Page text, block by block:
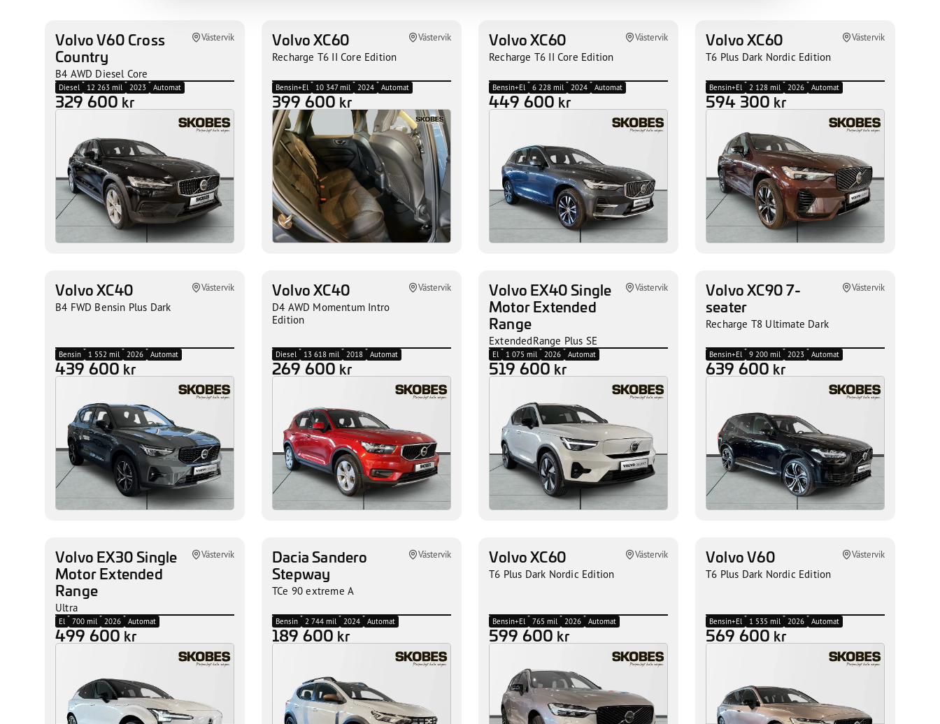
Volvo V60 Cross
Country
B4 AWD Diesel Core
Västervik
Diesel 12 263 mil 2023 Automat
329 600 kr
Volvo XC60
Recharge T6 II Core Edition
Västervik
Bensin+El 10 347 mil 2024 Automat
399 600 kr
Volvo XC60
Recharge T6 II Core Edition
Västervik
Bensin+El 6 228 mil 2024 Automat
449 600 kr
Volvo XC60
T6 Plus Dark Nordic Edition
Västervik
Bensin+El 2 128 mil 2026 Automat
594 300 kr
Volvo XC40
B4 FWD Bensin Plus Dark
Västervik
Bensin 1 552 mil 2026 Automat
439 600 kr
Volvo XC40
D4 AWD Momentum Intro
Edition
Västervik
Diesel 13 618 mil 2018 Automat
269 600 kr
Volvo EX40 Single
Motor Extended
Range
ExtendedRange Plus SE
Västervik
El 1 075 mil 2026 Automat
519 600 kr
Volvo XC90 7-
seater
Recharge T8 Ultimate Dark
Västervik
Bensin+El 9 200 mil 2023 Automat
639 600 kr
Volvo EX30 Single
Motor Extended
Range
Ultra
Västervik
El 700 mil 2026 Automat
499 600 kr
Dacia Sandero
Stepway
TCe 90 extreme A
Västervik
Bensin 2 744 mil 2024 Automat
189 600 kr
Volvo XC60
T6 Plus Dark Nordic Edition
Västervik
Bensin+El 765 mil 2026 Automat
599 600 kr
Volvo V60
T6 Plus Dark Nordic Edition
Västervik
Bensin+El 1 535 mil 2026 Automat
569 600 kr